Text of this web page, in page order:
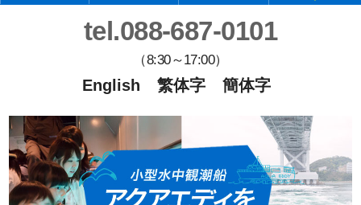
tel.088-687-0101
（8:30～17:00）
English 繁体字 簡体字